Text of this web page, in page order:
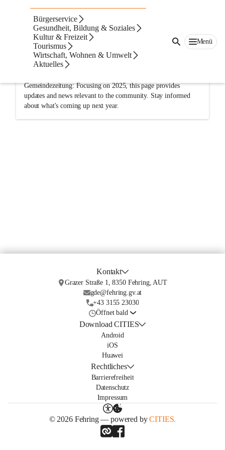
Bürgerservice
Gesundheit, Bildung & Soziales
Kultur & Freizeit
Tourismus
Wirtschaft, Wohnen & Umwelt
Aktuelles
Menü
Beste Resultate Dateien
Suchergebnisse
Suchergebnisse:
Gemeindezeitungerscheint3 Mal in:
Gemeindezeitung
Gemeindezeitung: Focusing on 2025, this page provides
updates and news relevant to the community. Stay informed
about what's coming up next year.
Kontakt
Grazer Straße 1, 8350 Fehring, AUT
gde@fehring.gv.at
+43 3155 23030
Öffnet bald
Download CITIES
Android
iOS
Huawei
Rechtliches
Barrierefreiheit
Datenschutz
Impressum
© 2026 Fehring — powered byCITIES.